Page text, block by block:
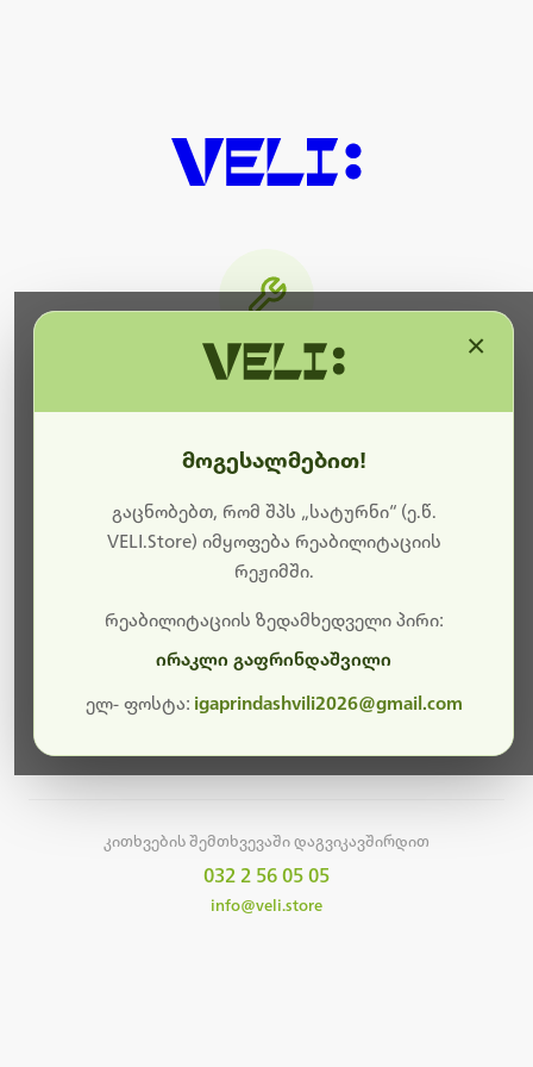
ბოდიშს გიხდით შეფერხებისთვის. ამჟამად
მიმდინარეობს საიტის განახლება და ტექნიკური
სამუშაოები.
მალე ისევ ხელმისაწვდომი იქნება. გმადლობთ
კითხვების შემთხვევაში დაგვიკავშირდით
032 2 56 05 05
info@veli.store
მოგესალმებით!
გაცნობებთ, რომ შპს „სატურნი“ (ე.წ.
VELI.Store) იმყოფება რეაბილიტაციის
რეჟიმში.
რეაბილიტაციის ზედამხედველი პირი:
ირაკლი გაფრინდაშვილი
ელ- ფოსტა: igaprindashvili2026@gmail.com
×